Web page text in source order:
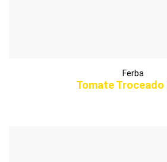
Ferba
Tomate Troceado